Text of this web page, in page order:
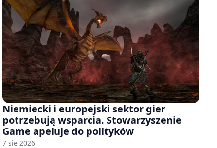
Niemiecki i europejski sektor gier
potrzebują wsparcia. Stowarzyszenie
Game apeluje do polityków
7 sie 2026